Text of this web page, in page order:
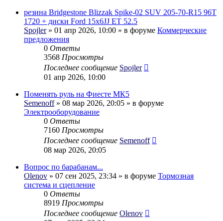
резина Bridgestone Blizzak Spike-02 SUV 205-70-R15 96T
1720 + диски Ford 15x6JJ ET 52.5
Spojler» 01 апр 2026, 10:00 » в форуме Коммерческие
предложения
0 Ответы
3568 Просмотры
Последнее сообщение Spojler
01 апр 2026, 10:00
Поменять руль на Фиесте МК5
Semenoff» 08 мар 2026, 20:05 » в форуме
Электрооборудование
0 Ответы
7160 Просмотры
Последнее сообщение Semenoff
08 мар 2026, 20:05
Вопрос по барабанам...
Olenov » 07 сен 2025, 23:34 » в форуме Тормозная
система и сцепление
0 Ответы
8919 Просмотры
Последнее сообщение Olenov